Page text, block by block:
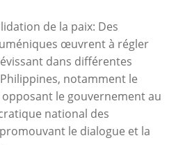
de la paix: Des
œuvrent à régler
dans différentes
notamment le
le gouvernement au
national des
le dialogue et la